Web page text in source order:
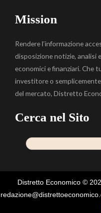
Mission
Rendere l’informazione
disposizione notizie, analisi
economici e finanziari. Che
investitore o
del mercato, Distretto
Cerca nel Sito
Distretto Economico ©